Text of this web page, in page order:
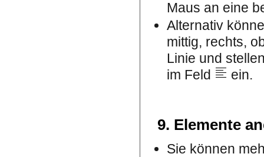
Maus an eine
Alternativ
mittig, rechts,
Linie und
im Feld
ein.
9. Elemente
Sie können